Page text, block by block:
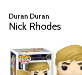
Duran Duran
Nick Rhodes